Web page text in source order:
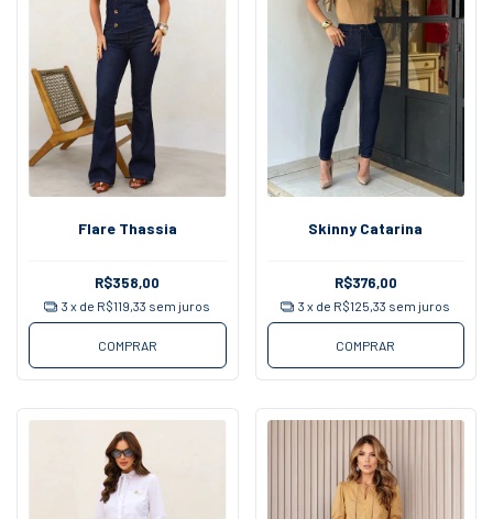
Flare Thassia
R$358,00
3 x de R$119,33 sem juros
COMPRAR
Skinny Catarina
R$376,00
3 x de R$125,33 sem juros
COMPRAR